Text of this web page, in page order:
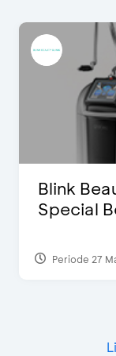
Blink
Special
Periode 27